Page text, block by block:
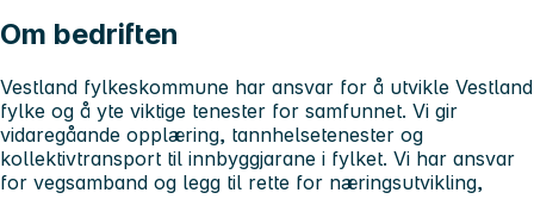
Om bedriften
Vestland fylkeskommune har ansvar for å utvikle Vestland
fylke og å yte viktige tenester for samfunnet. Vi gir
vidaregåande opplæring, tannhelsetenester og
kollektivtransport til innbyggjarane i fylket. Vi har ansvar
for vegsamband og legg til rette for næringsutvikling,